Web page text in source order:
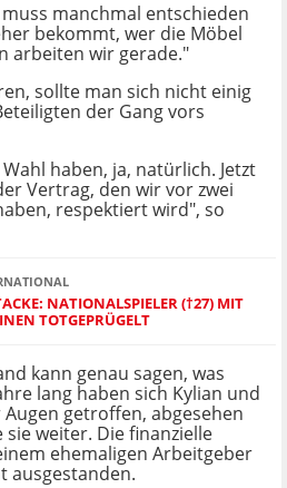
manchmal entschieden
bekommt, wer die Möbel
arbeiten wir gerade."
sollte man sich nicht einig
der Gang vors
haben, ja, natürlich. Jetzt
Vertrag, den wir vor zwei
respektiert wird", so
NATIONALSPIELER (†27) MIT
TOTGEPRÜGELT
kann genau sagen, was
lang haben sich Kylian und
getroffen, abgesehen
weiter. Die finanzielle
ehemaligen Arbeitgeber
ausgestanden.